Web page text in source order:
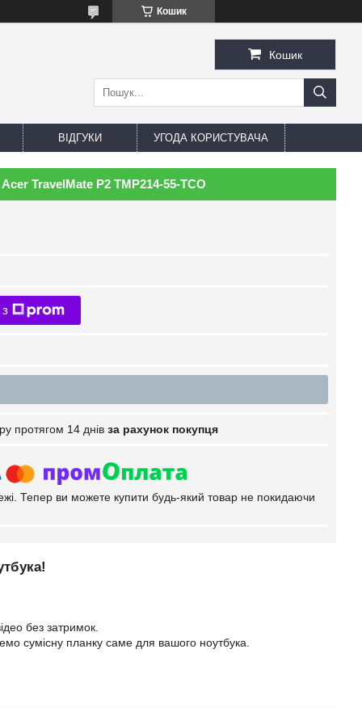
Кошик
Кошик
ВІДГУКИ УГОДА КОРИСТУВАЧА
TravelMate P2 TMP214-55-TCO
протягом 14 днів за рахунок покупця
Тепер ви можете купити будь-який товар не покидаючи
без затримок.
сумісну планку саме для вашого ноутбука.